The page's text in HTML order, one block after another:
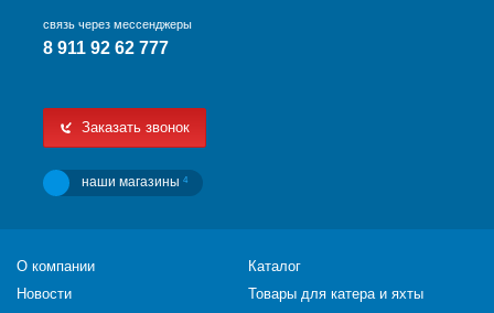
связь через мессенджеры
8 911 92 62 777
Заказать звонок
наши магазины 4
О компании
Новости
Каталог
Товары для катера и яхты